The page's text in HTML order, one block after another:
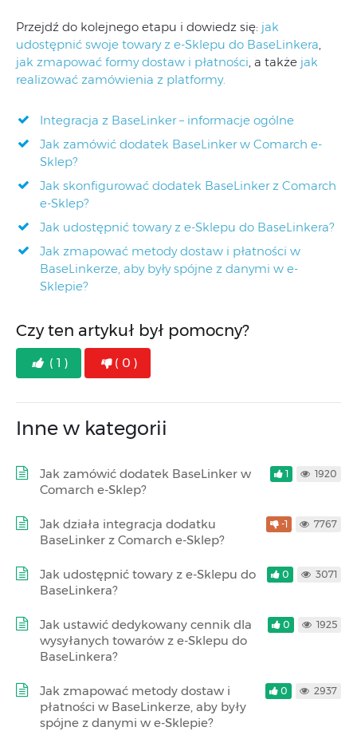
Przejdź do kolejnego etapu i dowiedz się: jak
udostępnić swoje towary z e-Sklepu do BaseLinkera
jak zmapować formy dostaw i płatności , a także jak
realizować zamówienia z platformy.
Integracja z BaseLinker – informacje ogólne
Jak zamówić dodatek BaseLinker w Comarch e-
Sklep?
Jak skonfigurować dodatek BaseLinker z Comarch
e-Sklep?
Jak udostępnić towary z e-Sklepu do BaseLinkera?
Jak zmapować metody dostaw i płatności w
BaseLinkerze, aby były spójne z danymi w e-
Sklepie?
Czy ten artykuł był pomocny?
( 1 ) ( 0 )
Inne w kategorii
Jak zamówić dodatek BaseLinker w
Comarch e-Sklep?
1 1920
Jak działa integracja dodatku
BaseLinker z Comarch e-Sklep?
-1 7767
Jak udostępnić towary z e-Sklepu do
BaseLinkera?
0 3071
Jak ustawić dedykowany cennik dla
wysyłanych towarów z e-Sklepu do
BaseLinkera?
0 1925
Jak zmapować metody dostaw i
płatności w BaseLinkerze, aby były
spójne z danymi w e-Sklepie?
0 2937